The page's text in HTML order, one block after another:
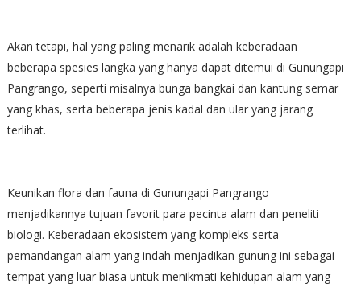
Akan tetapi, hal yang paling menarik adalah keberadaan
beberapa spesies langka yang hanya dapat ditemui di Gunungapi
Pangrango, seperti misalnya bunga bangkai dan kantung semar
yang khas, serta beberapa jenis kadal dan ular yang jarang
terlihat.
Keunikan flora dan fauna di Gunungapi Pangrango
menjadikannya tujuan favorit para pecinta alam dan peneliti
biologi. Keberadaan ekosistem yang kompleks serta
pemandangan alam yang indah menjadikan gunung ini sebagai
tempat yang luar biasa untuk menikmati kehidupan alam yang